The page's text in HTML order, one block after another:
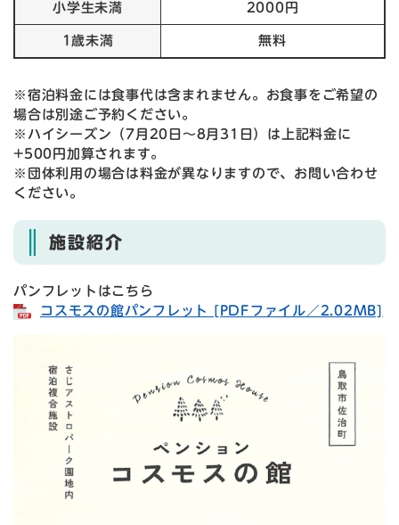
小学生未満 2000円
1歳未満 無料
※宿泊料金には食事代は含まれません。お食事をご希望の
場合は別途ご予約ください。
※ハイシーズン（7月20日〜8月31日）は上記料金に
+500円加算されます。
※団体利用の場合は料金が異なりますので、お問い合わせ
ください。
施設紹介
パンフレットはこちら
コスモスの館パンフレット [PDFファイル／2.02MB]